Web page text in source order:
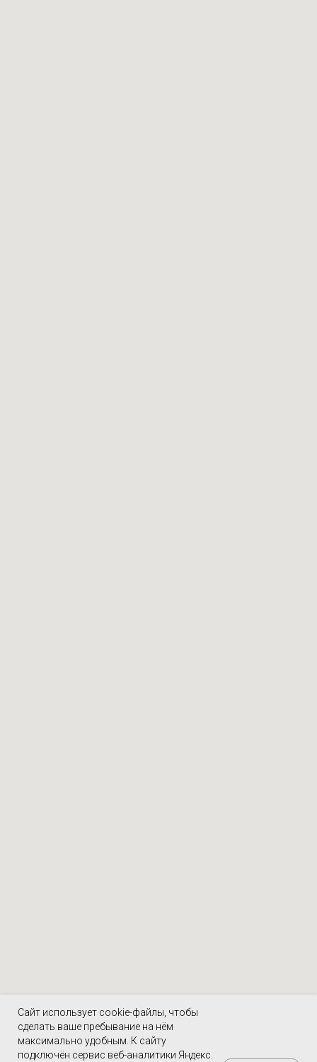
Сайт использует cookie-файлы, чтобы
сделать ваше пребывание на нём
максимально удобным. К cайту
подключён сервис веб-аналитики Яндекс.